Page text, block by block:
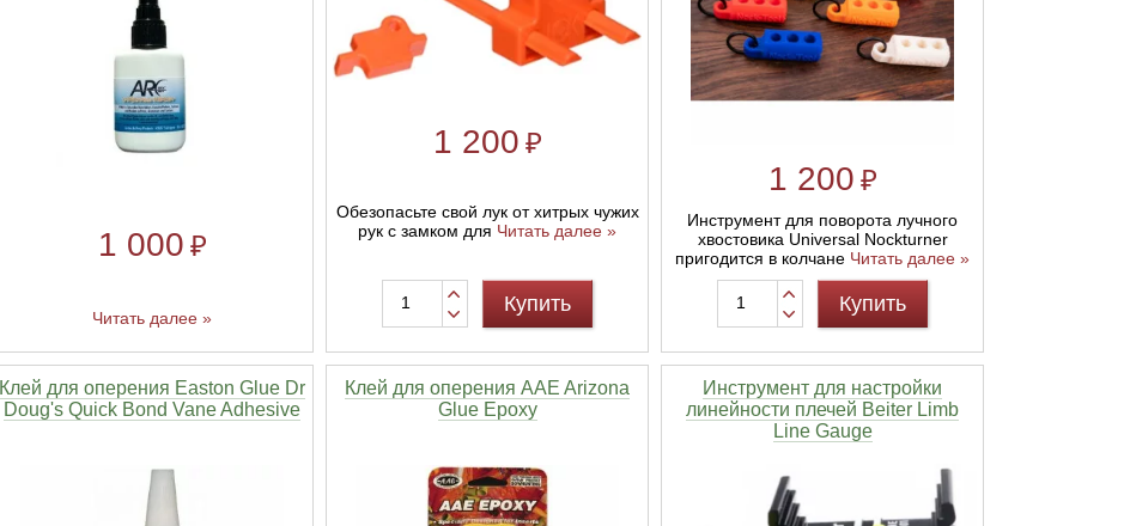
1 000 ₽
Читать далее »
1 200 ₽
Обезопасьте свой лук от хитрых чужих
рук с замком для Читать далее »
Купить
1 200 ₽
Инструмент для поворота лучного
хвостовика Universal Nockturner
пригодится в колчане Читать далее »
Купить
Клей для оперения Easton Glue Dr
Doug's Quick Bond Vane Adhesive
Клей для оперения AAE Arizona
Glue Epoxy
Инструмент для настройки
линейности плечей Beiter Limb
Line Gauge